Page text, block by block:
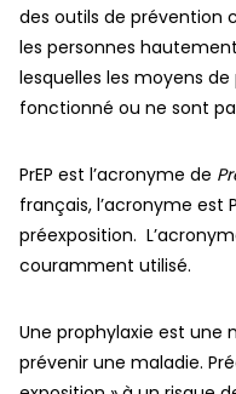
des outils de prévention
les personnes
lesquelles les moyens
fonctionné ou ne sont
PrEP est l’acronyme de
français, l’acronyme est
préexposition.
couramment utilisé.
Une prophylaxie est une
prévenir une maladie.